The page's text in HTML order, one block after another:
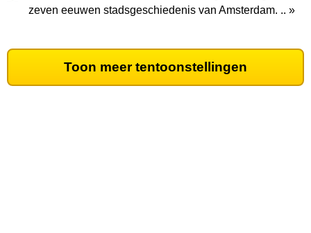
zeven eeuwen stadsgeschiedenis van Amsterdam. .. »
Toon meer tentoonstellingen